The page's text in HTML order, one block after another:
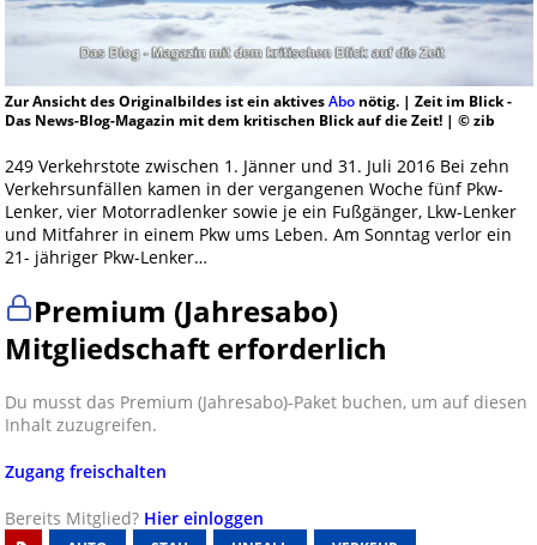
Zur Ansicht des Originalbildes ist ein aktivesAbonötig. | Zeit im Blick -
Das News-Blog-Magazin mit dem kritischen Blick auf die Zeit! | © zib
249 Verkehrstote zwischen 1. Jänner und 31. Juli 2016 Bei zehn
Verkehrsunfällen kamen in der vergangenen Woche fünf Pkw-
Lenker, vier Motorradlenker sowie je ein Fußgänger, Lkw-Lenker
und Mitfahrer in einem Pkw ums Leben. Am Sonntag verlor ein
21- jähriger Pkw-Lenker…
Premium (Jahresabo)
Mitgliedschaft erforderlich
Du musst das Premium (Jahresabo)-Paket buchen, um auf diesen
Inhalt zuzugreifen.
Zugang freischalten
Bereits Mitglied? Hier einloggen